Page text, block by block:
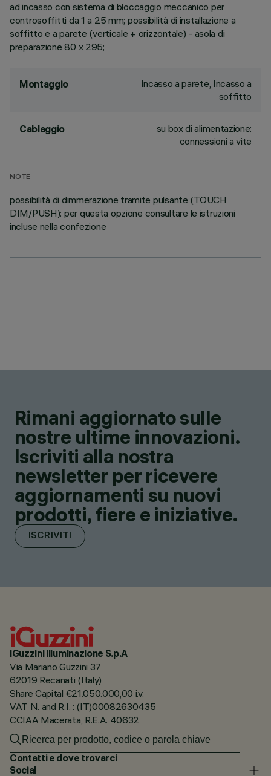
ad incasso con sistema di bloccaggio meccanico per
controsoffitti da 1 a 25 mm; possibilità di installazione a
soffitto e a parete (verticale + orizzontale) - asola di
preparazione 80 x 295;
Montaggio
Incasso a parete, Incasso a
soffitto
Cablaggio
su box di alimentazione:
connessioni a vite
NOTE
possibilità di dimmerazione tramite pulsante (TOUCH
DIM/PUSH): per questa opzione consultare le istruzioni
incluse nella confezione
Rimani aggiornato sulle
nostre ultime innovazioni.
Iscriviti alla nostra
newsletter per ricevere
aggiornamenti su nuovi
prodotti, fiere e iniziative.
ISCRIVITI
iGuzzini illuminazione S.p.A
Via Mariano Guzzini 37
62019 Recanati (Italy)
Share Capital €21.050.000,00 i.v.
VAT N. and R.I. : (IT)00082630435
CCIAA Macerata, R.E.A. 40632
Contatti e dove trovarci
Social